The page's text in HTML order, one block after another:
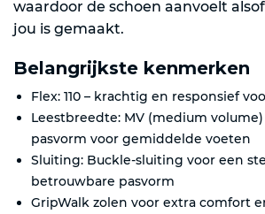
waardoor de schoen aanvoelt
jou is gemaakt.
Belangrijkste kenmerken
Flex: 110 – krachtig en responsief
Leestbreedte: MV (medium
pasvorm voor gemiddelde voeten
Sluiting: Buckle-sluiting voor een
betrouwbare pasvorm
GripWalk zolen voor extra comfort